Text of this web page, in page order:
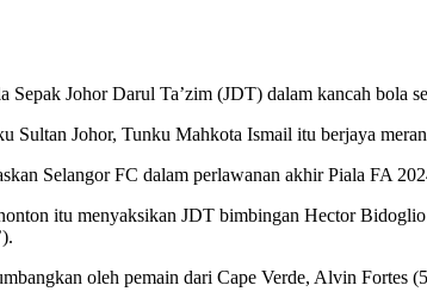
Sepak Johor Darul Ta’zim (JDT) dalam kancah bola
Sultan Johor, Tunku Mahkota Ismail itu berjaya
Selangor FC dalam perlawanan akhir Piala FA
itu menyaksikan JDT bimbingan Hector
oleh pemain dari Cape Verde, Alvin Fortes